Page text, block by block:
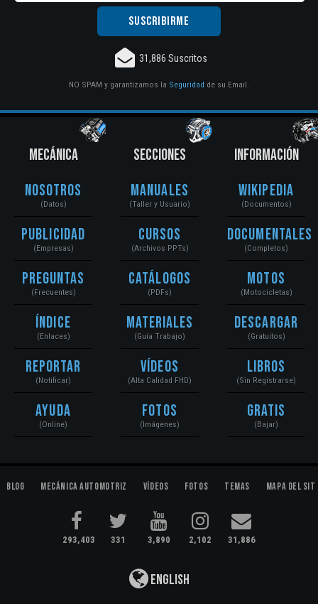
31,886 Suscritos
NO SPAM y garantizamos la Seguridad de su Email.
MECÁNICA
Nosotros
(Datos)
Publicidad
(Empresas)
Preguntas
(Frecuentes)
Índice
(Enlaces)
Reportar
(Notificar)
Ayuda
(Online)
SECCIONES
Manuales
(Taller y Usuario)
Cursos
(Archivos PPTs)
Catálogos
(PDFs)
Materiales
(Guía Trabajo)
Vídeos
(Alta Calidad FHD)
Fotos
(Imágenes)
INFORMACIÓN
Wikipedia
(Documentos)
Documentales
(Completos)
Motos
(Motocicletas)
Descargar
(Gratuitos)
Libros
(Sin Registrarse)
Gratis
(Bajar)
Blog Mecánica Automotriz Vídeos Fotos Temas Mapa del
293,403 331 3,890 2,102 31,886
English